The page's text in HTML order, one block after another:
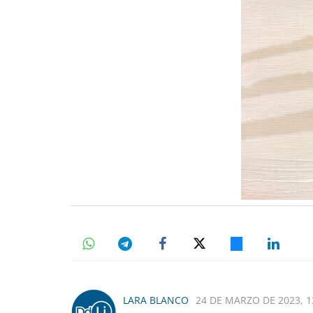
LARA BLANCO 24 DE MARZO DE 2023,